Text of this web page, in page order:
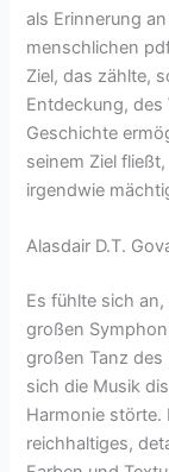
als Erinnerung
menschlichen
Ziel, das zählte,
Entdeckung, des
Geschichte
seinem Ziel
irgendwie
Alasdair D.T.
Es fühlte sich
großen
großen Tanz
sich die Musik
Harmonie störte.
reichhaltiges,